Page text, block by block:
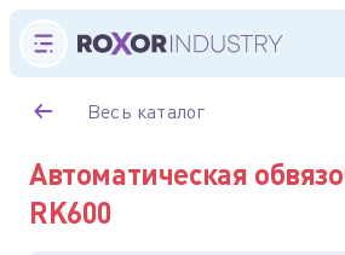
Весь каталог
Автоматическая
RK600